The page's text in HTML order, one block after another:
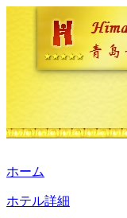
ホーム
ホテル詳細